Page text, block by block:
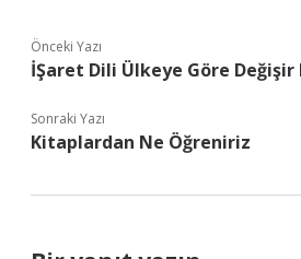
Önceki Yazı
İŞaret Dili Ülkeye Göre Değişir
Sonraki Yazı
Kitaplardan Ne Öğreniriz